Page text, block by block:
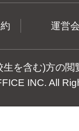
運営
を含む)方の閲
INC. All